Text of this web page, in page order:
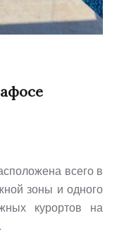
всего в
зоны и одного
курортов на